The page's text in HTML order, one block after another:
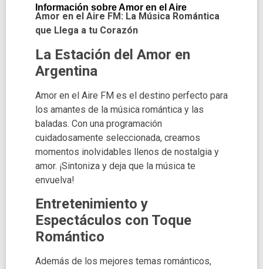
Información sobre Amor en el Aire
Amor en el Aire FM: La Música Romántica
que Llega a tu Corazón
La Estación del Amor en
Argentina
Amor en el Aire FM es el destino perfecto para
los amantes de la música romántica y las
baladas. Con una programación
cuidadosamente seleccionada, creamos
momentos inolvidables llenos de nostalgia y
amor. ¡Sintoniza y deja que la música te
envuelva!
Entretenimiento y
Espectáculos con Toque
Romántico
Además de los mejores temas románticos,